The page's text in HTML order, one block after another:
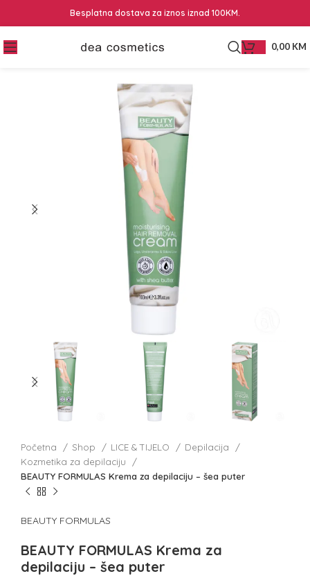
Besplatna dostava za iznos iznad 100KM.
0,00 KM
Početna Shop LICE & TIJELO
Depilacija
Kozmetika za depilaciju
BEAUTY FORMULAS Krema za depilaciju – šea puter
BEAUTY FORMULAS
BEAUTY FORMULAS Krema za
depilaciju – šea puter